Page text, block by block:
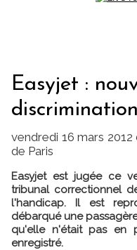
Easyjet :
discrimination
vendredi 16 mars
de Paris
Easyjet est jugée ce
tribunal correctionnel
l'handicap. Il est
débarqué une
qu'elle n'était pas en
enregistré.